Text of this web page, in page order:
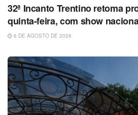
32ª Incanto Trentino retoma
quinta-feira, com show
6 DE AGOSTO DE 2026